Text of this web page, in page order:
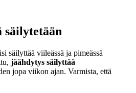
säilytetään
säilyttää viileässä ja pimeässä
jäähdytys säilyttää
jopa viikon ajan. Varmista, että